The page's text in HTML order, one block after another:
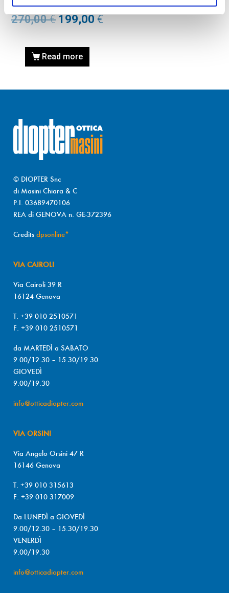
270,00€ 199,00 €
Read more
© DIOPTER Snc
di Masini Chiara & C
P.I. 03689470106
REA di GENOVA n. GE-372396
Credits dpsonline*
VIA CAIROLI
Via Cairoli 39 R
16124 Genova
T. +39 010 2510571
F. +39 010 2510571
da MARTEDÌ a SABATO
9.00/12.30 – 15.30/19.30
GIOVEDÌ
9.00/19.30
info@otticadiopter.com
VIA ORSINI
Via Angelo Orsini 47 R
16146 Genova
T. +39 010 315613
F. +39 010 317009
Da LUNEDÌ a GIOVEDÌ
9.00/12.30 – 15.30/19.30
VENERDÌ
9.00/19.30
info@otticadiopter.com